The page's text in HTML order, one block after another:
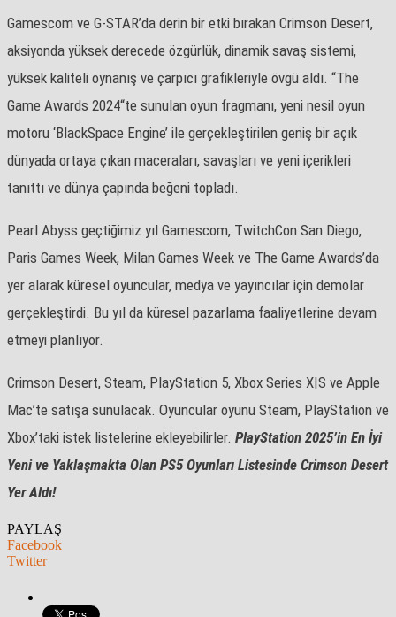
Gamescom ve G-STAR’da derin bir etki bırakan Crimson Desert,
aksiyonda yüksek derecede özgürlük, dinamik savaş sistemi,
yüksek kaliteli oynanış ve çarpıcı grafikleriyle övgü aldı. “The
Game Awards 2024“te sunulan oyun fragmanı, yeni nesil oyun
motoru ‘BlackSpace Engine’ ile gerçekleştirilen geniş bir açık
dünyada ortaya çıkan maceraları, savaşları ve yeni içerikleri
tanıttı ve dünya çapında beğeni topladı.
Pearl Abyss geçtiğimiz yıl Gamescom, TwitchCon San Diego,
Paris Games Week, Milan Games Week ve The Game Awards’da
yer alarak küresel oyuncular, medya ve yayıncılar için demolar
gerçekleştirdi. Bu yıl da küresel pazarlama faaliyetlerine devam
etmeyi planlıyor.
Crimson Desert, Steam, PlayStation 5, Xbox Series X|S ve Apple
Mac’te satışa sunulacak. Oyuncular oyunu Steam, PlayStation ve
Xbox’taki istek listelerine ekleyebilirler. PlayStation 2025’in En İyi
Yeni ve Yaklaşmakta Olan PS5 Oyunları Listesinde Crimson Desert
Yer Aldı!
PAYLAŞ
Facebook
Twitter